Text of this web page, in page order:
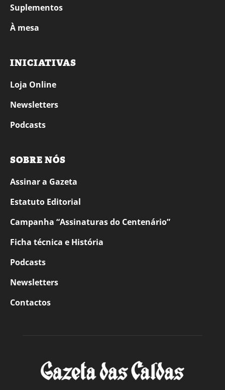
Suplementos
À mesa
INICIATIVAS
Loja Online
Newsletters
Podcasts
SOBRE NÓS
Assinar a Gazeta
Estatuto Editorial
Campanha “Assinaturas do Centenário”
Ficha técnica e História
Podcasts
Newsletters
Contactos